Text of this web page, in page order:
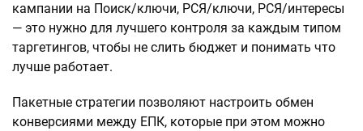
кампании на Поиск/ключи, РСЯ/ключи, РСЯ/интересы
— это нужно для лучшего контроля за каждым типом
таргетингов, чтобы не слить бюджет и понимать что
лучше работает.
Пакетные стратегии позволяют настроить обмен
конверсиями между ЕПК, которые при этом можно